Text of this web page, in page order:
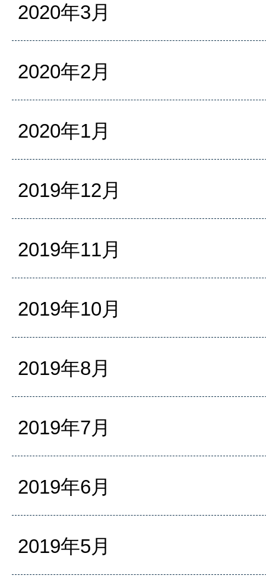
2020年3月
2020年2月
2020年1月
2019年12月
2019年11月
2019年10月
2019年8月
2019年7月
2019年6月
2019年5月